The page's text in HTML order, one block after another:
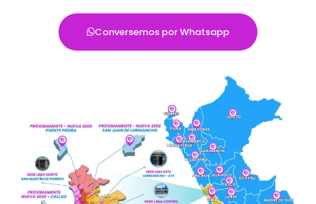
Conversemos por Whatsapp